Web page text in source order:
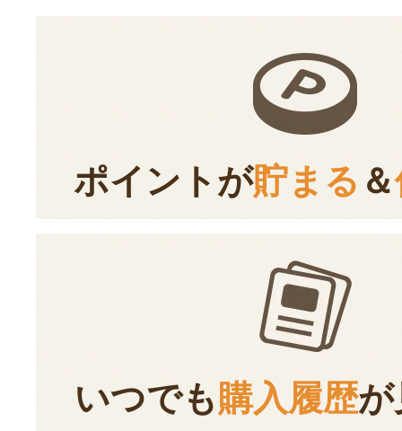
ポイントが貯まる ＆
いつでも購入履歴が